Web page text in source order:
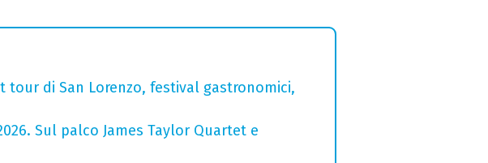
tour di San Lorenzo, festival gastronomici,
Sul palco James Taylor Quartet e